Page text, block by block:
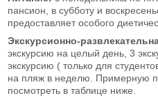
пансион, в субботу и
предоставляет особого
Экскурсионно-
экскурсию на целый день, 3
экскурсию ( только для
на пляж в неделю. Примерную
посмотреть в таблице ниже.